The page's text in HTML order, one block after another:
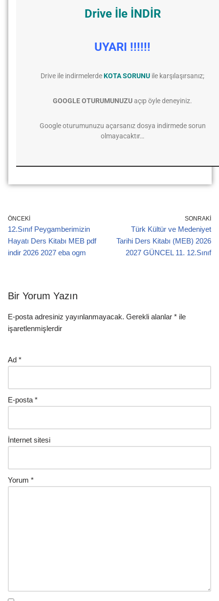
Drive İle İNDİR
UYARI !!!!!!
Drive ile indirmelerdeKOTA SORUNU ile karşılaşırsanız;
GOOGLE OTURUMUNUZUaçıp öyle deneyiniz.
Google oturumunuzu açarsanız dosya indirmede sorun
olmayacaktır…
ÖNCEKI
12.Sınıf Peygamberimizin
Hayatı Ders Kitabı MEB pdf
indir 2026 2027 eba ogm
SONRAKI
Türk Kültür ve Medeniyet
Tarihi Ders Kitabı (MEB) 2026
2027 GÜNCEL 11. 12.Sınıf
Bir Yorum Yazın
E-posta adresiniz yayınlanmayacak. Gerekli alanlar * ile
işaretlenmişlerdir
Ad *
E-posta *
İnternet sitesi
Yorum *